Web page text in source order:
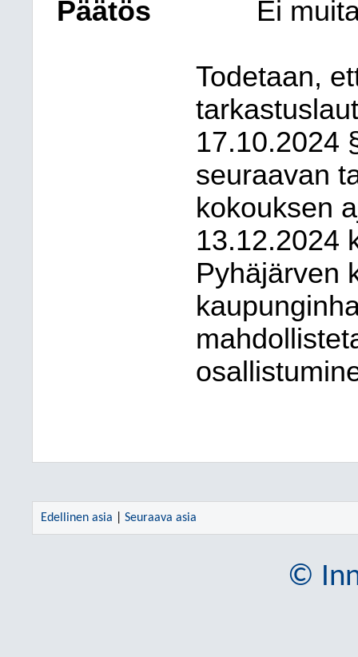
Päätös Ei
Todetaan,
17.10.2024
seuraavan
kokouksen
13.12.2024
Pyhäjärven
Edellinen asia Seuraava asia
©